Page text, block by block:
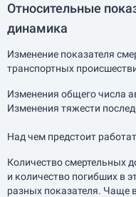
Относительные
динамика
Изменение показателя
транспортных
Изменения общего числа
Изменения тяжести
Над чем предстоит
Количество смертельных
и количество погибших в
разных показателя. Чаще